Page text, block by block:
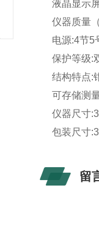
液晶显示
仪器质量
电源:4节5
保护等级:
结构特点:
可存储测
仪器尺寸
包装尺寸
留